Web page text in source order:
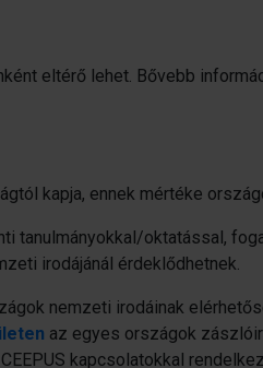
eltérő lehet. Bővebb
kapja, ennek mértéke
tanulmányokkal/oktatással,
irodájánál érdeklődhetnek.
nemzeti irodáinak
az egyes országok
kapcsolatokkal